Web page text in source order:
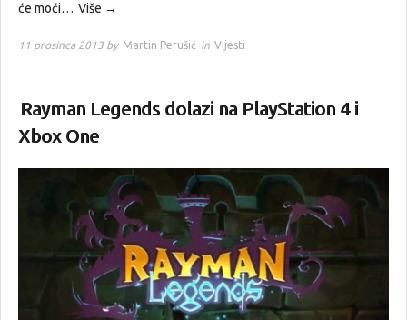
će moći… Više →
11 prosinca 2013 by Martin Perušić in Vijesti
Rayman Legends dolazi na PlayStation 4 i
Xbox One